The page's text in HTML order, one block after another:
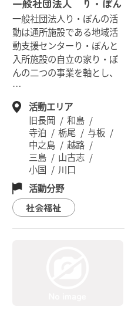
一般社団法人 り・ぼん
一般社団法人り・ぼんの活
動は通所施設である地域活
動支援センターり・ぼんと
入所施設の自立の家り・ぼ
んの二つの事業を軸とし、
…
活動エリア
旧長岡
和島
寺泊
栃尾
与板
中之島
越路
三島
山古志
小国
川口
活動分野
社会福祉